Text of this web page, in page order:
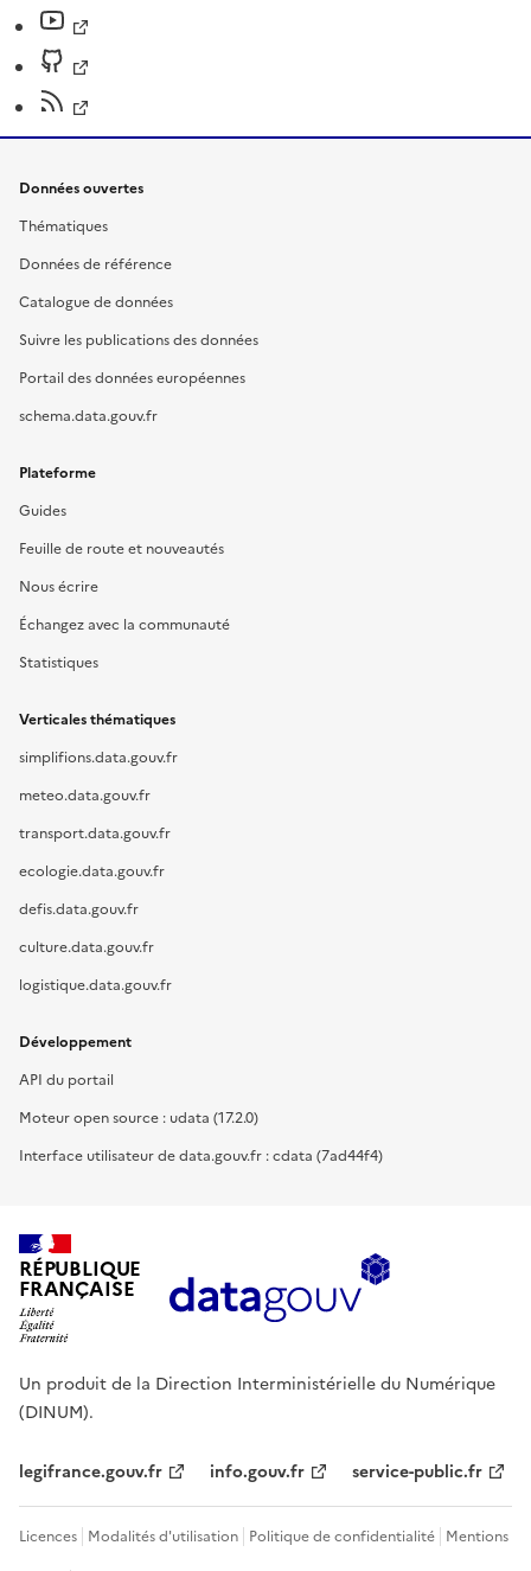
Données ouvertes
Thématiques
Données de référence
Catalogue de données
Suivre les publications des données
Portail des données européennes
schema.data.gouv.fr
Plateforme
Guides
Feuille de route et nouveautés
Nous écrire
Échangez avec la communauté
Statistiques
Verticales thématiques
simplifions.data.gouv.fr
meteo.data.gouv.fr
transport.data.gouv.fr
ecologie.data.gouv.fr
defis.data.gouv.fr
culture.data.gouv.fr
logistique.data.gouv.fr
Développement
API du portail
Moteur open source : udata (17.2.0)
Interface utilisateur de data.gouv.fr : cdata (7ad44f4)
RÉPUBLIQUE
FRANÇAISE
Un produit de la Direction Interministérielle du Numérique
(DINUM).
legifrance.gouv.fr info.gouv.fr service-public.fr
Licences Modalités d'utilisation Politique de confidentialité Mentions